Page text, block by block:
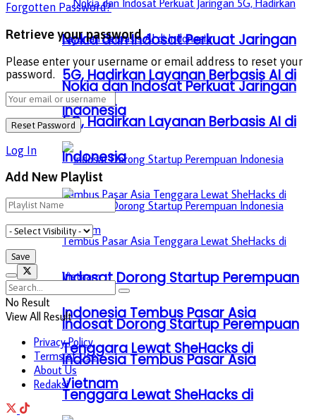
Nokia dan Indosat Perkuat Jaringan
5G, Hadirkan Layanan Berbasis AI di
Indonesia
Indosat Dorong Startup Perempuan
Indonesia Tembus Pasar Asia
Tenggara Lewat SheHacks di
Vietnam
Nokia dan Indosat Perkuat Jaringan
5G, Hadirkan Layanan Berbasis AI di
Indonesia
Indosat Dorong Startup Perempuan
Indonesia Tembus Pasar Asia
Tenggara Lewat SheHacks di
Forgotten Password?
Retrieve your password
Please enter your username or email address to reset your
password.
Log In
Add New Playlist
No Result
View All Result
Privacy Policy
Terms of Use
About Us
Redaksi